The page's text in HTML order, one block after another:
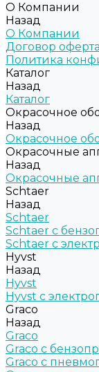
О Компании
Назад
О Компании
Договор оферта
Политика
Каталог
Назад
Каталог
Окрасочное
Назад
Окрасочное
Окрасочные
Назад
Окрасочные
Schtaer
Назад
Schtaer
Schtaer с
Schtaer c
Hyvst
Назад
Hyvst
Hyvst с
Graco
Назад
Graco
Graco c
Graco с